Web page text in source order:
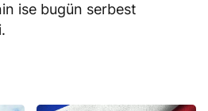
ise bugün serbest